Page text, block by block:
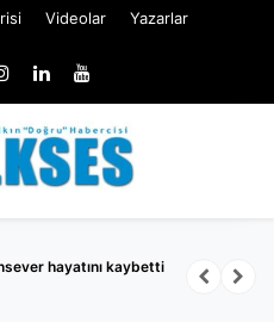
Videolar Yazarlar
hayatını kaybetti